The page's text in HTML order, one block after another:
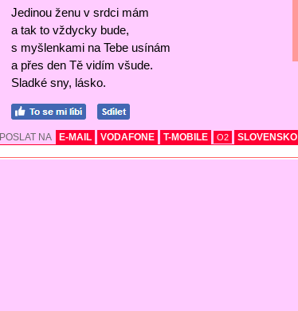
Jedinou ženu v srdci mám
a tak to vždycky bude,
s myšlenkami na Tebe usínám
a přes den Tě vidím všude.
Sladké sny, lásko.
POSLAT NA E-MAIL VODAFONE T-MOBILE O2 SLOVENSKO